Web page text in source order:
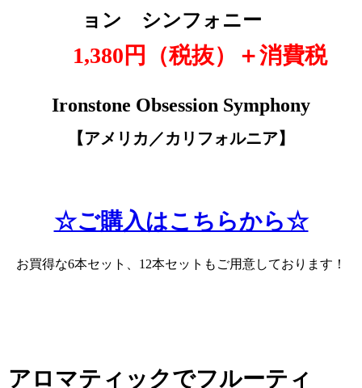
ョン シンフォニー
1,380円（税抜）＋消費税
Ironstone Obsession Symphony
【アメリカ／カリフォルニア】
☆ご購入はこちらから☆
お買得な6本セット、12本セットもご用意しております！
アロマティックでフルーティ